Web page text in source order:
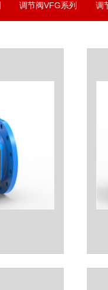
调节阀VFG系列 调